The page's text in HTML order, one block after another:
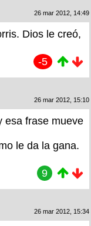
26 mar 2012, 14:49
Dios le creó,
-5
26 mar 2012, 15:10
esa frase mueve
le da la gana.
9
26 mar 2012, 15:34